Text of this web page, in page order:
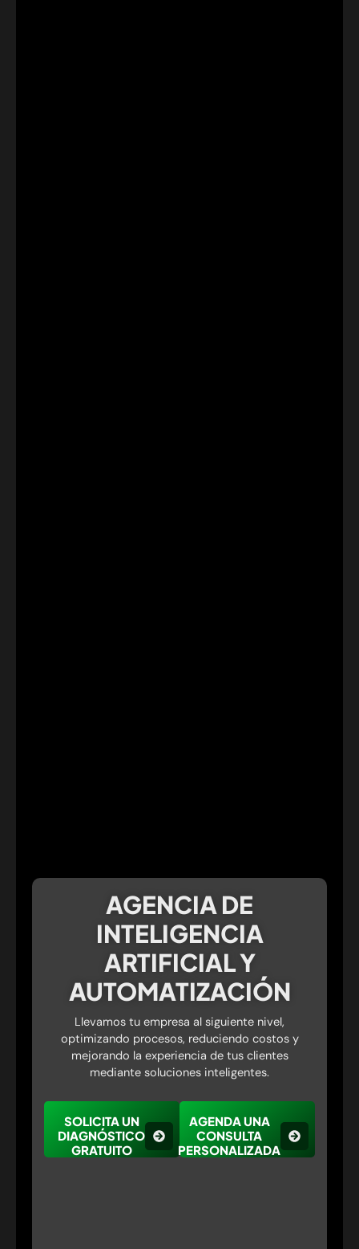
AGENCIA DE
INTELIGENCIA
ARTIFICIAL Y
AUTOMATIZACIÓN
Llevamos tu empresa al siguiente nivel,
optimizando procesos, reduciendo costos y
mejorando la experiencia de tus clientes
mediante soluciones inteligentes.
SOLICITA UN
DIAGNÓSTICO
GRATUITO
AGENDA UNA
CONSULTA
PERSONALIZADA